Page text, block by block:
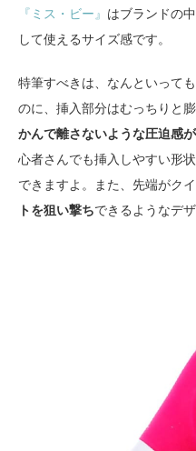
『ミス・ビー』 はブランドの
して使えるサイズ感です。
特筆すべきは、なんといって
のに、挿入部分はむっちりと膨
かんで離さないような圧迫感
心者さんでも挿入しやすい形
できますよ。また、先端がク
トを狙い撃ちできるようなデ